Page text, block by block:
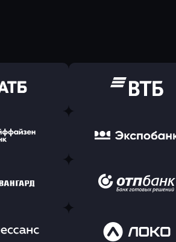
заявку
в ВТБ
Банк
Оправить заявку
в Экспобанк
заявку
Оправить заявку
в ОТП БАНК